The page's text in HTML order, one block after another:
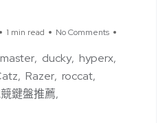
1 min read No Comments
ducky hyperx
Razer roccat
鍵盤推薦